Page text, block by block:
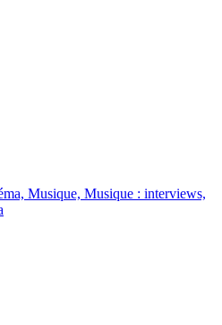
Musique, Musique : interviews,